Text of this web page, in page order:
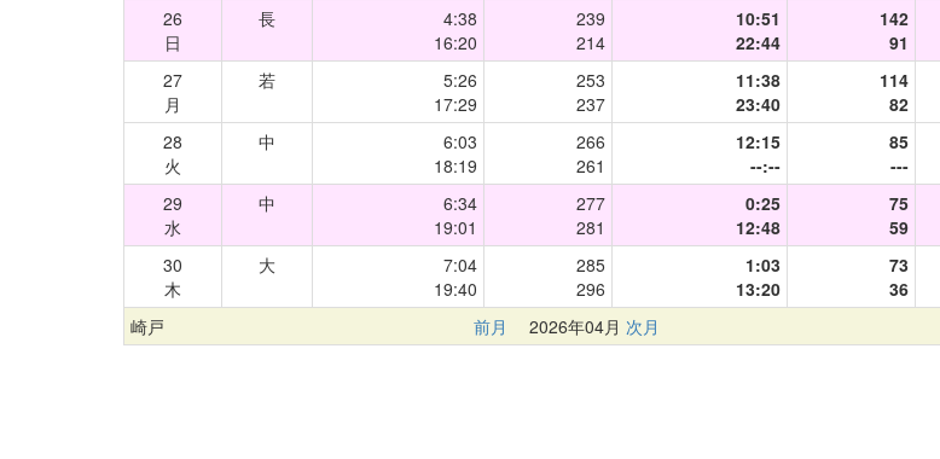
26
日
長
4:38
16:20
239
214
10:51
22:44
142
91
27
月
若
5:26
17:29
253
237
11:38
23:40
114
82
28
火
中
6:03
18:19
266
261
12:15
--:--
85
---
29
水
中
6:34
19:01
277
281
0:25
12:48
75
59
30
木
大
7:04
19:40
285
296
1:03
13:20
73
36
崎戸 前月 2026年04月 次月